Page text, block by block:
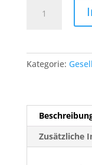
(Hrsg.):
Jahrbuch
für
Bücherfreunde.
Kategorie:
Zusätzliche